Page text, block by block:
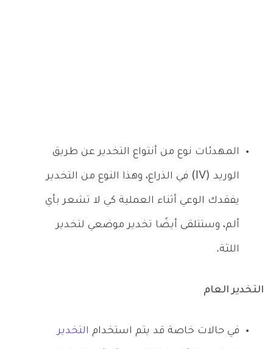
المهدئات نوع من أنتواع التخدير عن طريق
الوريد (IV) في الذراع، وهذا النوع من التخدير
يفقدك الوعي أثناء العملية كي لا تشعر بأي
ألم، وستتلقى أيضًا تخدير موضعي لتخدير
اللثة.
التخدير العام
في حالات خاصة قد يتم استخدام التخدير